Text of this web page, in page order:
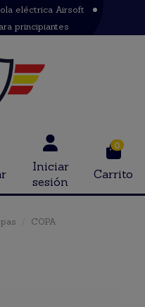
eléctrica Airsoft
principiantes
Iniciar
sesión
0
Carrito
COPA